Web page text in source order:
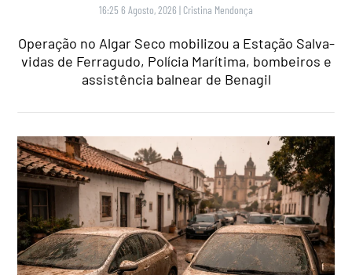
16:25 6 Agosto, 2026 | Cristina Mendonça
Operação no Algar Seco mobilizou a Estação Salva-
vidas de Ferragudo, Polícia Marítima, bombeiros e
assistência balnear de Benagil